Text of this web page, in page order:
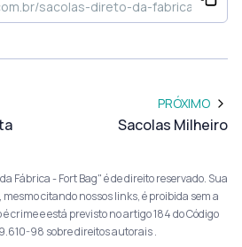
PRÓXIMO
Sacolas Milheiro
Fábrica - Fort Bag" é de direito reservado. Sua
citando nossos links, é proibida sem a
crime e está previsto no artigo 184 do Código
98 sobre direitos autorais.